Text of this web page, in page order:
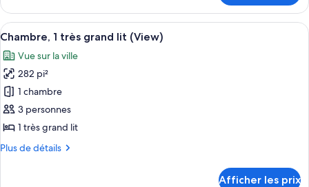
lits
doubles
(View)
Chambre,
lits
(View)
Afficher
toutes
les
photos
pour
ce
type
chambre :
Une chambre d’hôtel avec un
7
Chambre, 1 très grand lit (View)
Vue sur la ville
282 pi²
1 chambre
3 personnes
1 très grand lit
Plus de détails
Plus
Afficher les prix